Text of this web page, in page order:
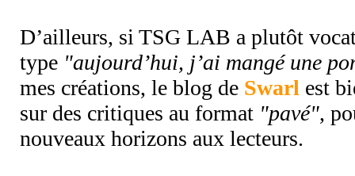
D’ailleurs, si TSG LAB a plutôt
type "aujourd’hui, j’ai mangé une
mes créations, le blog de Swarl est
sur des critiques au format "pavé",
nouveaux horizons aux lecteurs.